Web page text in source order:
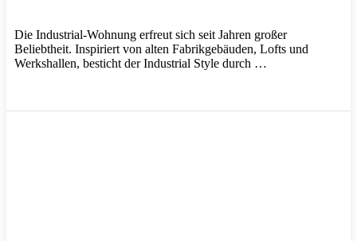
Die Industrial-Wohnung erfreut sich seit Jahren großer
Beliebtheit. Inspiriert von alten Fabrikgebäuden, Lofts und
Werkshallen, besticht der Industrial Style durch …